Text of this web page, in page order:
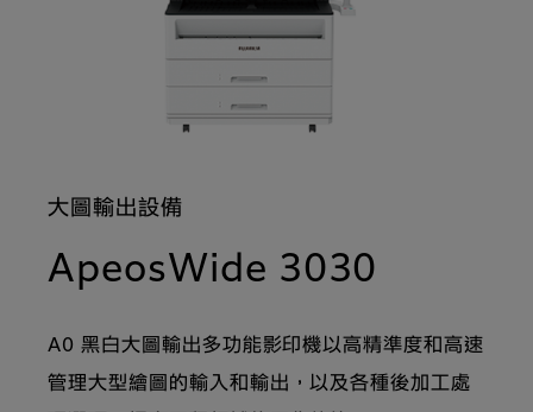
大圖輸出設備
ApeosWide 3030
A0 黑白大圖輸出多功能影印機以高精準度和高速
管理大型繪圖的輸入和輸出，以及各種後加工處